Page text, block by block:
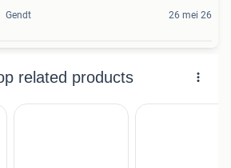
Gendt 26 mei 26